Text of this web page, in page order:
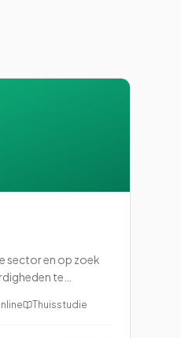
sector en op zoek
te
Thuisstudie